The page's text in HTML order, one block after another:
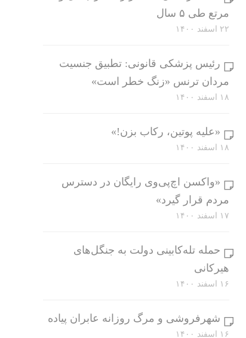
مرتع طی ۵ سال
۲۲ اسفند ۱۴۰۰
رئیس پزشکی قانونی: تطبیق جنسیت
مردان ترنس «زنگ خطر است»
۱۸ اسفند ۱۴۰۰
«علیه پوتین، رکاب بزن!»
۱۸ اسفند ۱۴۰۰
«واکسن اچ‌پی‌وی رایگان در دسترس
مردم قرار گیرد»
۱۷ اسفند ۱۴۰۰
حمله تله‌کابینی دولت به جنگل‌های
هیرکانی
۱۶ اسفند ۱۴۰۰
شهرفروشی و مرگ روزانه عابران پیاده
۱۶ اسفند ۱۴۰۰